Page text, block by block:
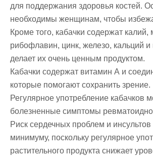
для поддержания здоровья костей.
необходимы женщинам, чтобы
Кроме того, кабачки содержат
рибофлавин, цинк, железо, кальций и
делает их очень ценным продуктом.
Кабачки содержат витамин А и
которые помогают сохранить зрение.
Регулярное употребление кабачков
болезненные симптомы
Риск сердечных проблем и
минимуму, поскольку регулярное
растительного продукта снижает